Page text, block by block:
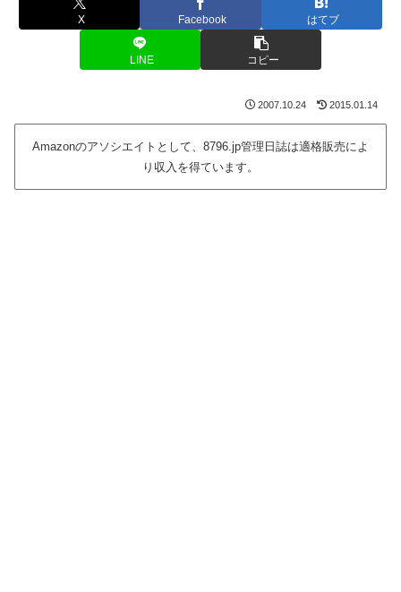
X Facebook はてブ
LINE コピー
2007.10.24 2015.01.14
Amazonのアソシエイトとして、8796.jp管理日誌は適格販売によ
り収入を得ています。